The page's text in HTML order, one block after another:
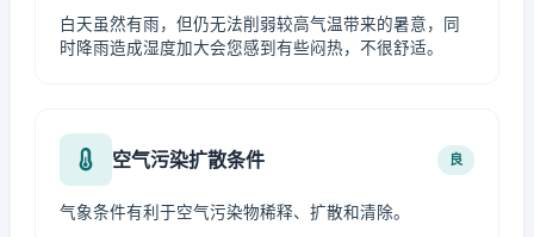
白天虽然有雨，但仍无法削弱较高气温带来的暑意，同
时降雨造成湿度加大会您感到有些闷热，不很舒适。
空气污染扩散条件 良
气象条件有利于空气污染物稀释、扩散和清除。